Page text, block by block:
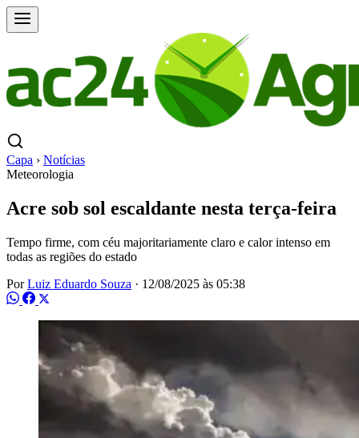
Capa › Notícias
Meteorologia
Acre sob sol escaldante nesta terça-feira
Tempo firme, com céu majoritariamente claro e calor intenso em
todas as regiões do estado
PorLuiz Eduardo Souza · 12/08/2025 às 05:38